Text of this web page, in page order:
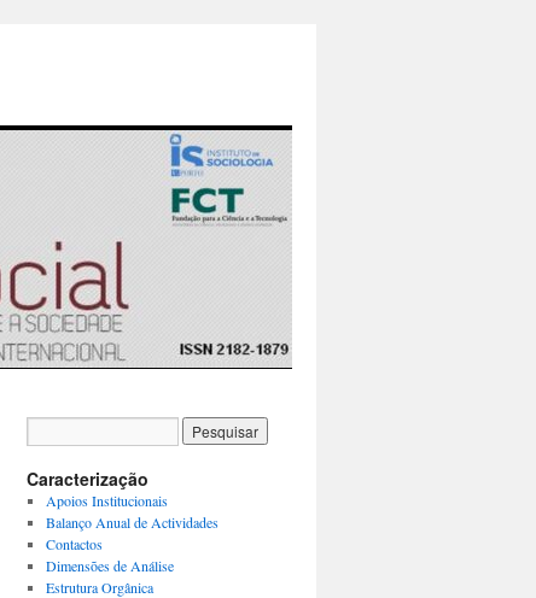
Caracterização
Apoios Institucionais
Balanço Anual de Actividades
Contactos
Dimensões de Análise
Estrutura Orgânica